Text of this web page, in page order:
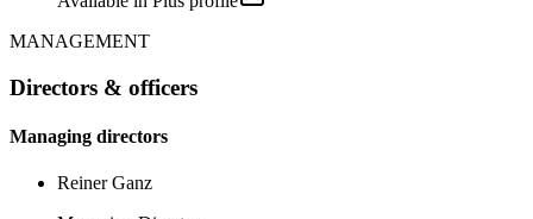
MANAGEMENT
Directors & officers
Managing directors
Reiner Ganz